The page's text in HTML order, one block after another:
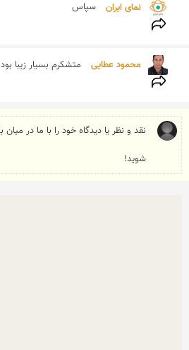
نمای ایران سپاس
محمود عطایی متشکرم بسیار زیبا بود